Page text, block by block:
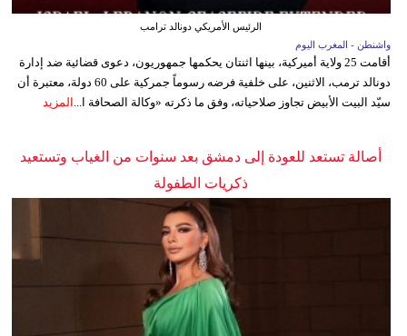
الرئيس الأمريكي دونالد ترامب
واشنطن - المغرب اليوم
أقامت 25 ولاية أميركية، بينها اثنتان يحكمها جمهوريون، دعوى قضائية ضد إدارة
دونالد ترمب، الاثنين، على خلفية فرضه رسوماً جمركية على 60 دولة، معتبرة أن
سيّد البيت الأبيض تجاوز صلاحياته، وفق ما ذكرته «وكالة الصحافة ا... المزيد
أصالة تستعد للعودة إلى دمشق بعد سنوات من الغياب وتستعيد
ذكريات الطفولة